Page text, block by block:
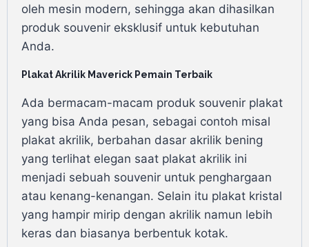
oleh mesin modern, sehingga akan dihasilkan
produk souvenir eksklusif untuk kebutuhan
Anda.
Plakat Akrilik Maverick Pemain Terbaik
Ada bermacam-macam produk souvenir plakat
yang bisa Anda pesan, sebagai contoh misal
plakat akrilik, berbahan dasar akrilik bening
yang terlihat elegan saat plakat akrilik ini
menjadi sebuah souvenir untuk penghargaan
atau kenang-kenangan. Selain itu plakat kristal
yang hampir mirip dengan akrilik namun lebih
keras dan biasanya berbentuk kotak.